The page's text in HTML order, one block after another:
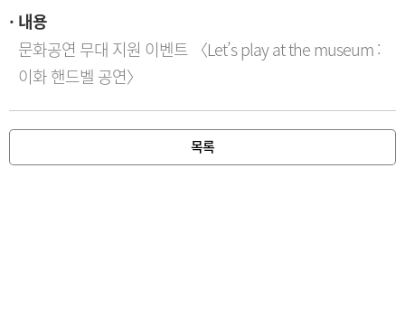
내용
문화공연 무대 지원 이벤트 〈Let’s play at the museum :
이화 핸드벨 공연〉
목록